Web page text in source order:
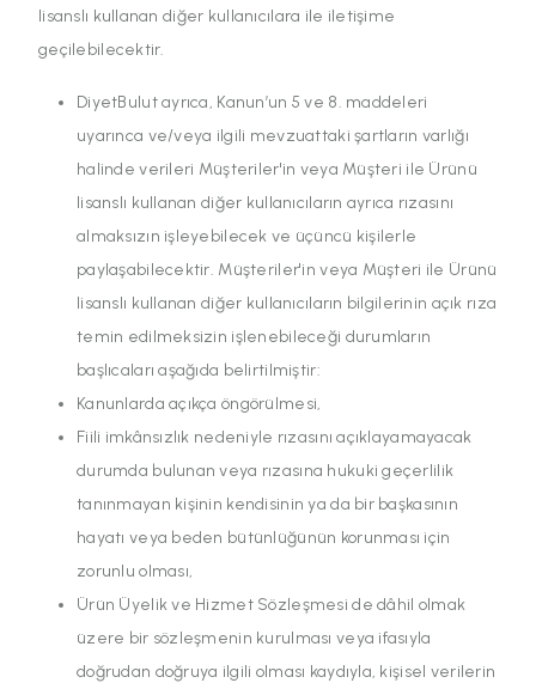
lisanslı kullanan diğer kullanıcılara ile iletişime
geçilebilecektir.
DiyetBulut ayrıca, Kanun’un 5 ve 8. maddeleri
uyarınca ve/veya ilgili mevzuattaki şartların varlığı
halinde verileri Müşteriler'in veya Müşteri ile Ürünü
lisanslı kullanan diğer kullanıcıların ayrıca rızasını
almaksızın işleyebilecek ve üçüncü kişilerle
paylaşabilecektir. Müşteriler'in veya Müşteri ile Ürünü
lisanslı kullanan diğer kullanıcıların bilgilerinin açık rıza
temin edilmeksizin işlenebileceği durumların
başlıcaları aşağıda belirtilmiştir:
Kanunlarda açıkça öngörülmesi,
Fiili imkânsızlık nedeniyle rızasını açıklayamayacak
durumda bulunan veya rızasına hukuki geçerlilik
tanınmayan kişinin kendisinin ya da bir başkasının
hayatı veya beden bütünlüğünün korunması için
zorunlu olması,
Ürün Üyelik ve Hizmet Sözleşmesi de dâhil olmak
üzere bir sözleşmenin kurulması veya ifasıyla
doğrudan doğruya ilgili olması kaydıyla, kişisel verilerin